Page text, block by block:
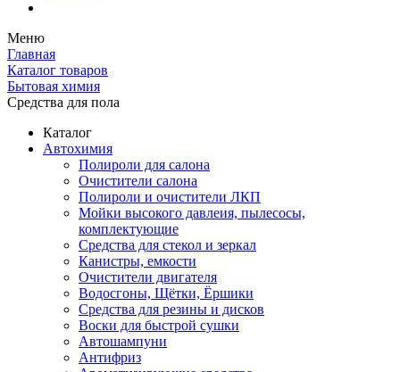
Меню
Главная
Каталог товаров
Бытовая химия
Средства для пола
Каталог
Автохимия
Полироли для салона
Очистители салона
Полироли и очистители ЛКП
Мойки высокого давлеия, пылесосы,
комплектующие
Средства для стекол и зеркал
Канистры, емкости
Очистители двигателя
Водосгоны, Щётки, Ёршики
Средства для резины и дисков
Воски для быстрой сушки
Автошампуни
Антифриз